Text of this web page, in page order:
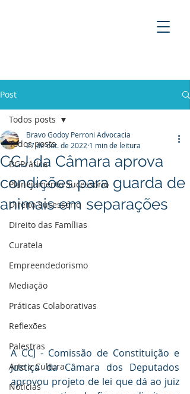
Post
Todos posts
BGPrática
Planejamento Sucessório
Direito Sucessório
Direito das Famílias
Curatela
Empreendedorismo
Mediaçāo
Práticas Colaborativas
Reflexões
Palestras
Arte e Cultura
Notícias
Todos posts
CCJ da Câmara aprova
condições para guarda de
animais em separações
Bravo Godoy Perroni Advocacia
27 de out. de 2022 1 min de leitura
A CCJ - Comissão de Constituição e
Justiça da Câmara dos Deputados
aprovou projeto de lei que dá ao juiz